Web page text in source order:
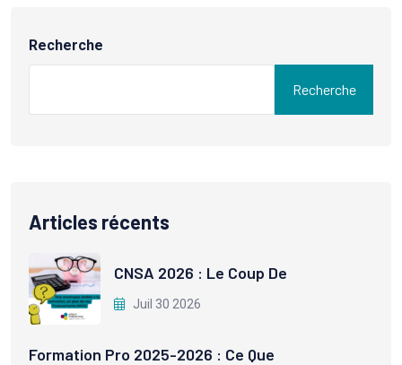
Recherche
Recherche
Articles récents
CNSA 2026 : Le Coup De
Juil 30 2026
Formation Pro 2025-2026 : Ce Que